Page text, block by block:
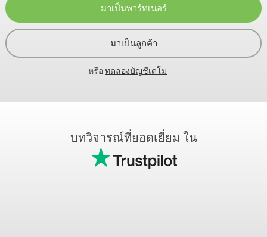
มาเป็นพาร์ทเนอร์
มาเป็นลูกค้า
หรือทดลองบัญชีเดโม
บทวิจารณ์ที่ยอดเยี่ยม ใน